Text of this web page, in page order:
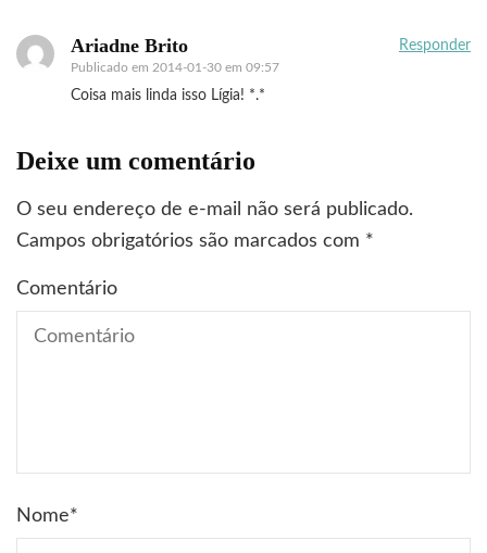
Ariadne Brito
Publicado em 2014-01-30 em 09:57
Responder
Coisa mais linda isso Lígia! *.*
Deixe um comentário
O seu endereço de e-mail não será publicado.
Campos obrigatórios são marcados com *
Comentário
Nome*